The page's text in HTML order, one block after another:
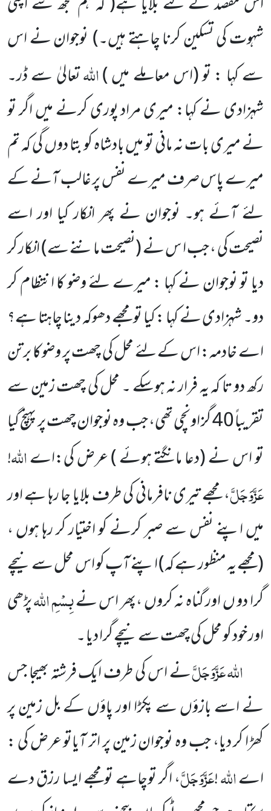
شہوت کی تسکین کرنا چاہتے ہیں۔) نوجوان نے اس
سے کہا :تو(اس معاملے میں )اللہتعالیٰ سے ڈر۔
شہزادی نے کہا: میری مراد پوری کرنے میں اگر تو
نے میری بات نہ مانی تو میں بادشاہ کو بتا دوں گی کہ تم
میرے پاس صرف میرے نفس پر غالب آنے کے
لئے آئے ہو۔ نوجوان نےپھر انکار کیا اور اسے
نصیحت کی ، جب ا س نے(نصیحت ماننے سے)انکار کر
دیا تو نوجوان نے کہا : میرےلئے وضو کا انتظام کر
دو۔ شہزادی نے کہا : کیا تو مجھے دھوکہ دینا چاہتا ہے؟
اے خادمہ: اس کے لئے محل کی چھت پر وضو کا برتن
رکھ دو تا کہ یہ فرار نہ ہوسکے ۔ محل کی چھت زمین سے
تقریباً40گز اونچی تھی، جب وہ نوجوان چھت پر پہنچ گیا
تو اس نے(دعا مانگتے ہوئے )عرض کی:اےاللہ!
عَزَّوَجَلَّ، مجھے تیری نافرمانی کی طرف بلایا جا رہا ہے اور
میں اپنے نفس سے صبر کرنے کو اختیار کر رہا ہوں ،
(مجھے یہ منظور ہے کہ)اپنے آپ کو اس محل سے نیچے
گرا دو ں اور گناہ نہ کروں ،پھر اس نےبِسْمِ اللہپڑھی
اور خود کو محل کی چھت سے نیچے گرا دیا۔
اللہ عَزَّوَجَلَّنے اس کی طرف ایک فرشتہ بھیجا جس
نے اسے بازؤں سے پکڑا اور پاؤں کے بل زمین پر
کھڑا کردیا، جب وہ نوجوان زمین پر اتر آیاتو عرض کی :
اےاللہ!عَزَّوَجَلَّ، اگر توچاہے تومجھے ایسا رزق دے